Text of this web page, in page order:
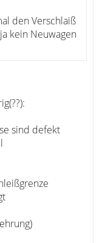
den Verschlaiß
kein Neuwagen
sind defekt